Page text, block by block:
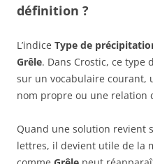
définition ?
L’indice Type de
Grêle. Dans Crostic, ce type
sur un vocabulaire courant,
nom propre ou une relation
Quand une solution revient
lettres, il devient utile de la